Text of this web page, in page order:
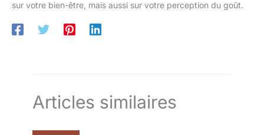
sur votre bien-être, mais aussi sur votre perception du goût.
Articles similaires